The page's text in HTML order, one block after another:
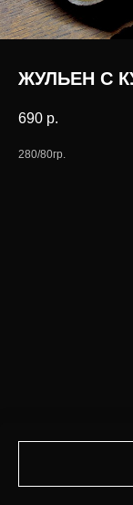
ЖУЛЬЕН С
690 р.
280/80гр.